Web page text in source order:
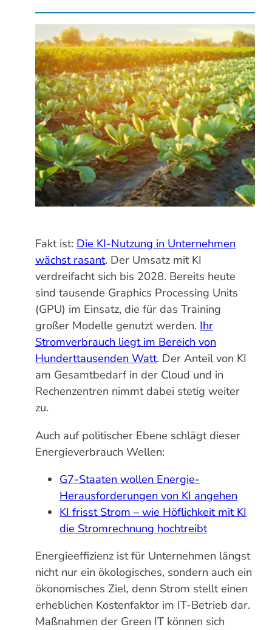
Fakt ist: Die KI-Nutzung in Unternehmen
wächst rasant. Der Umsatz mit KI
verdreifacht sich bis 2028. Bereits heute
sind tausende Graphics Processing Units
(GPU) im Einsatz, die für das Training
großer Modelle genutzt werden. Ihr
Stromverbrauch liegt im Bereich von
Hunderttausenden Watt. Der Anteil von KI
am Gesamtbedarf in der Cloud und in
Rechenzentren nimmt dabei stetig weiter
zu.
Auch auf politischer Ebene schlägt dieser
Energieverbrauch Wellen:
G7-Staaten wollen Energie-
Herausforderungen von KI angehen
KI frisst Strom – wie Höflichkeit mit KI
die Stromrechnung hochtreibt
Energieeffizienz ist für Unternehmen längst
nicht nur ein ökologisches, sondern auch ein
ökonomisches Ziel, denn Strom stellt einen
erheblichen Kostenfaktor im IT-Betrieb dar.
Maßnahmen der Green IT können sich